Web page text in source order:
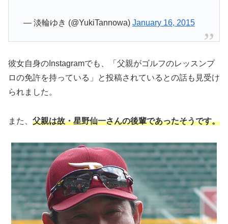
— 淡輪ゆき (@YukiTannowa) January 16, 2015
彼女自身のInstagramでも、「父親がゴルフのレッスンプ
ロの免許を持っている」と投稿されているとの話も見受け
られました。
また、 父親は故・星野仙一さんの後輩であったそうです。